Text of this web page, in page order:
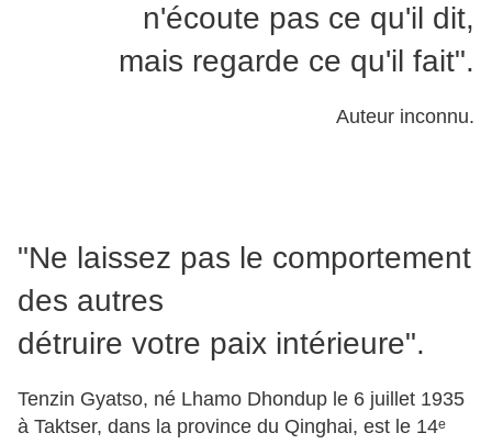
n'écoute pas ce qu'il dit,
mais regarde ce qu'il fait".
Auteur inconnu.
"Ne laissez pas le comportement
des autres
détruire votre paix intérieure".
Tenzin Gyatso, né Lhamo Dhondup le 6 juillet 1935
à Taktser, dans la province du Qinghai, est le 14ᵉ